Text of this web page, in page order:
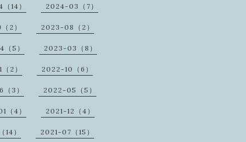
14） 2024-03（7）
2） 2023-08（2）
5） 2023-03（8）
2） 2022-10（6）
3） 2022-05（5）
（4） 2021-12（4）
） 2021-07（15）